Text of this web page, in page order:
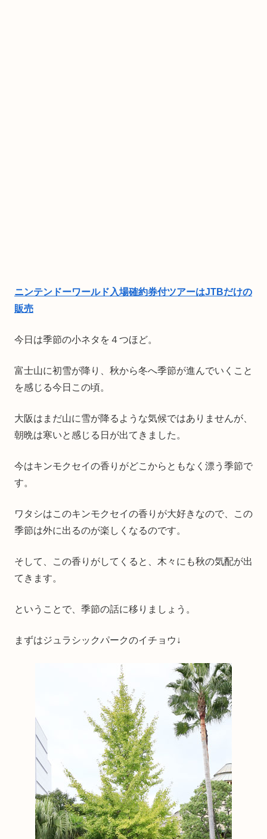
ニンテンドーワールド入場確約券付ツアーはJTBだけの
販売
今日は季節の小ネタを４つほど。
富士山に初雪が降り、秋から冬へ季節が進んでいくこと
を感じる今日この頃。
大阪はまだ山に雪が降るような気候ではありませんが、
朝晩は寒いと感じる日が出てきました。
今はキンモクセイの香りがどこからともなく漂う季節で
す。
ワタシはこのキンモクセイの香りが大好きなので、この
季節は外に出るのが楽しくなるのです。
そして、この香りがしてくると、木々にも秋の気配が出
てきます。
ということで、季節の話に移りましょう。
まずはジュラシックパークのイチョウ↓